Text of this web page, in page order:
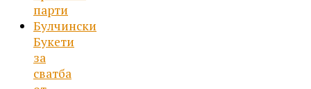
парти
Булчински
Букети
за
сватба